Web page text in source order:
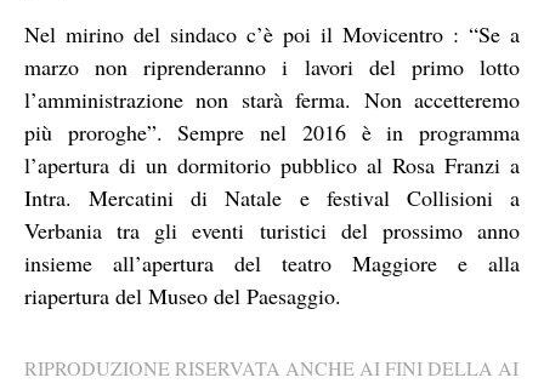
Nel mirino del sindaco c’è poi il Movicentro : “Se a
marzo non riprenderanno i lavori del primo lotto
l’amministrazione non starà ferma. Non accetteremo
più proroghe”. Sempre nel 2016 è in programma
l’apertura di un dormitorio pubblico al Rosa Franzi a
Intra. Mercatini di Natale e festival Collisioni a
Verbania tra gli eventi turistici del prossimo anno
insieme all’apertura del teatro Maggiore e alla
riapertura del Museo del Paesaggio.
RIPRODUZIONE RISERVATA ANCHE AI FINI DELLA AI